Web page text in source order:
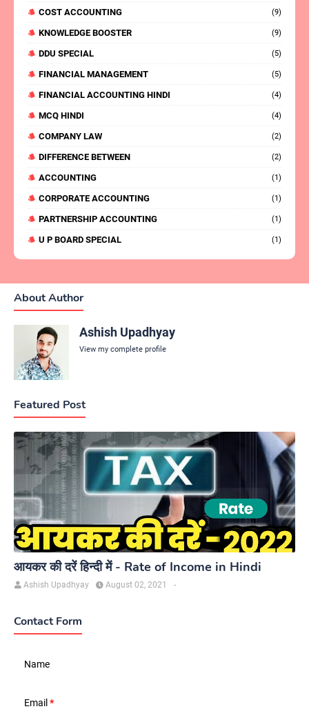
COST ACCOUNTING (9)
KNOWLEDGE BOOSTER (9)
DDU SPECIAL (5)
FINANCIAL MANAGEMENT (5)
FINANCIAL ACCOUNTING HINDI (4)
MCQ HINDI (4)
COMPANY LAW (2)
DIFFERENCE BETWEEN (2)
ACCOUNTING (1)
CORPORATE ACCOUNTING (1)
PARTNERSHIP ACCOUNTING (1)
U P BOARD SPECIAL (1)
About Author
Ashish Upadhyay
View my complete profile
Featured Post
आयकर की दरें हिन्दी में - Rate of Income in Hindi
Ashish Upadhyay -
August 02, 2021
Contact Form
Name
Email *